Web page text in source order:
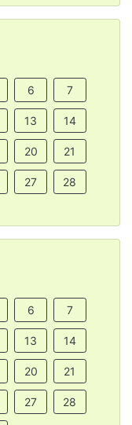
6 7
13 14
20 21
27 28
6 7
13 14
20 21
27 28